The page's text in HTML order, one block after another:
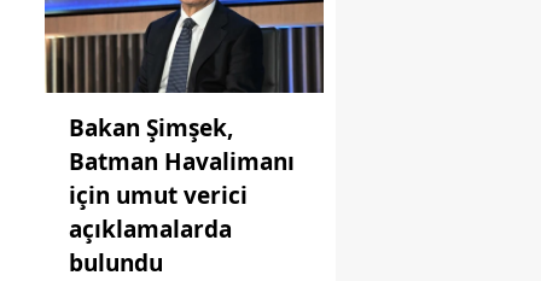
Bakan Şimşek,
Batman Havalimanı
için umut verici
açıklamalarda
bulundu